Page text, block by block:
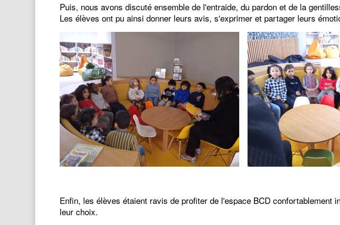
Puis, nous avons discuté ensemble de l'entraide, du pardon et de la
Les élèves ont pu ainsi donner leurs avis, s'exprimer et partager leurs
Enfin, les élèves étaient ravis de profiter de l'espace BCD confortablement
leur choix.